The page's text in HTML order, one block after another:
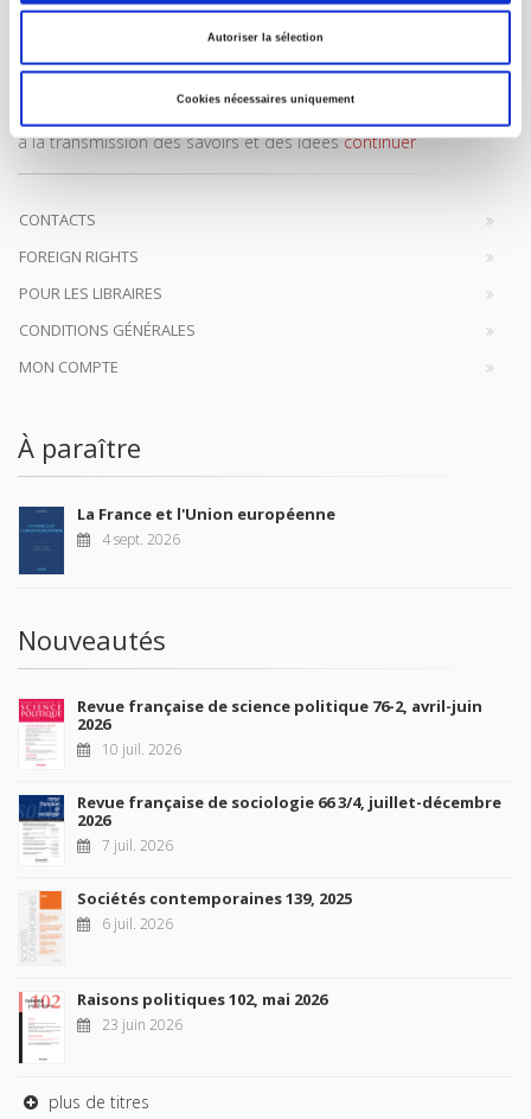
Autoriser la sélection
Cookies nécessaires uniquement
Maison d'édition dédiée aux sciences humaines et sociales, les
à la transmission des savoirs et des idéescontinuer
CONTACTS
FOREIGN RIGHTS
POUR LES LIBRAIRES
CONDITIONS GÉNÉRALES
MON COMPTE
À paraître
La France et l'Union européenne
4 sept. 2026
Nouveautés
Revue française de science politique 76-2, avril-juin
2026
10 juil. 2026
Revue française de sociologie 66 3/4, juillet-décembre
2026
7 juil. 2026
Sociétés contemporaines 139, 2025
6 juil. 2026
Raisons politiques 102, mai 2026
23 juin 2026
plus de titres